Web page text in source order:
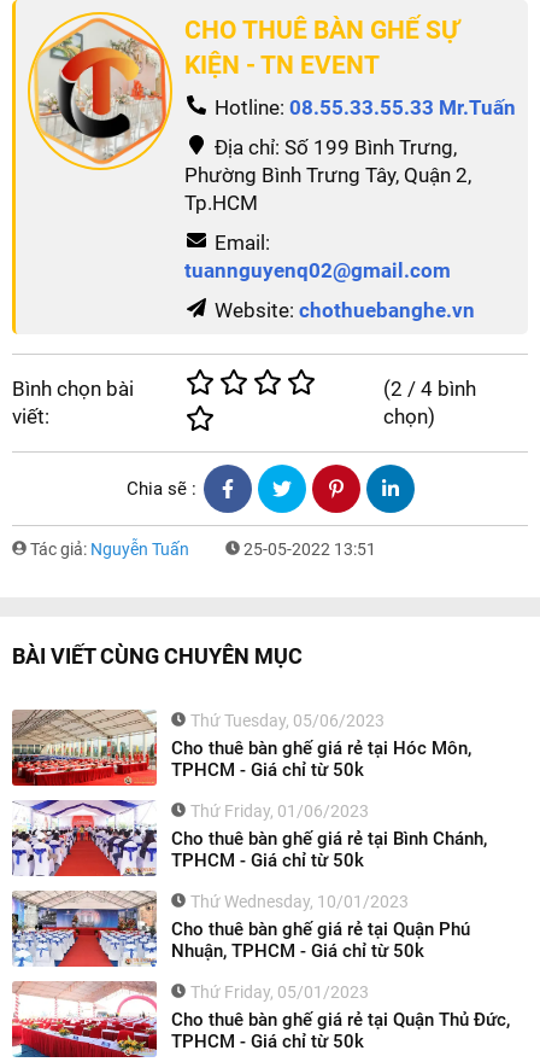
CHO THUÊ BÀN GHẾ SỰ
KIỆN - TN EVENT
Hotline: 08.55.33.55.33 Mr.Tuấn
Địa chỉ: Số 199 Bình Trưng,
Phường Bình Trưng Tây, Quận 2,
Tp.HCM
Email:
tuannguyenq02@gmail.com
Website: chothuebanghe.vn
Bình chọn bài
viết:
(2 / 4bình
chọn)
Chia sẽ :
Tác giả: Nguyễn Tuấn 25-05-2022 13:51
BÀI VIẾT CÙNG CHUYÊN MỤC
Thứ Tuesday, 05/06/2023
Cho thuê bàn ghế giá rẻ tại Hóc Môn,
TPHCM - Giá chỉ từ 50k
Thứ Friday, 01/06/2023
Cho thuê bàn ghế giá rẻ tại Bình Chánh,
TPHCM - Giá chỉ từ 50k
Thứ Wednesday, 10/01/2023
Cho thuê bàn ghế giá rẻ tại Quận Phú
Nhuận, TPHCM - Giá chỉ từ 50k
Thứ Friday, 05/01/2023
Cho thuê bàn ghế giá rẻ tại Quận Thủ Đức,
TPHCM - Giá chỉ từ 50k